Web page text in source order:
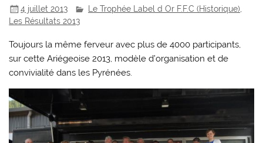
4 juillet 2013 Le Trophée Label d Or F.F.C (Historique)
Les Résultats 2013
Toujours la même ferveur avec plus de 4000 participants,
sur cette Ariégeoise 2013, modèle d’organisation et de
convivialité dans les Pyrénées.